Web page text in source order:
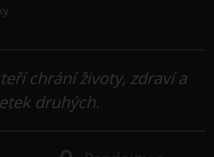
chrání životy, zdraví a
druhých.